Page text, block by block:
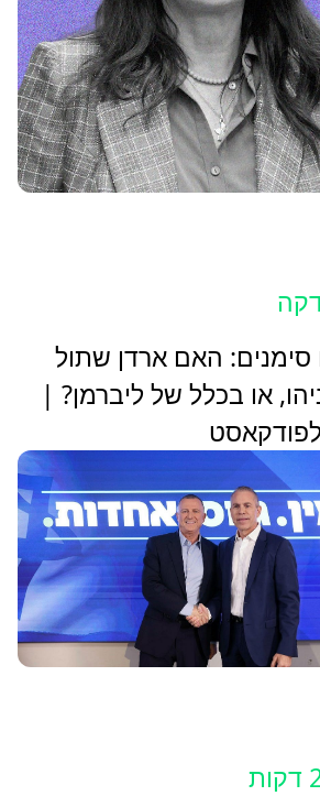
סימנים: האם ארדן שתול
או בכלל של ליברמן? |
לפודקאסט